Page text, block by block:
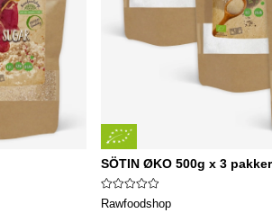
SÖTIN ØKO 500g x 3 pakker
Rawfoodshop